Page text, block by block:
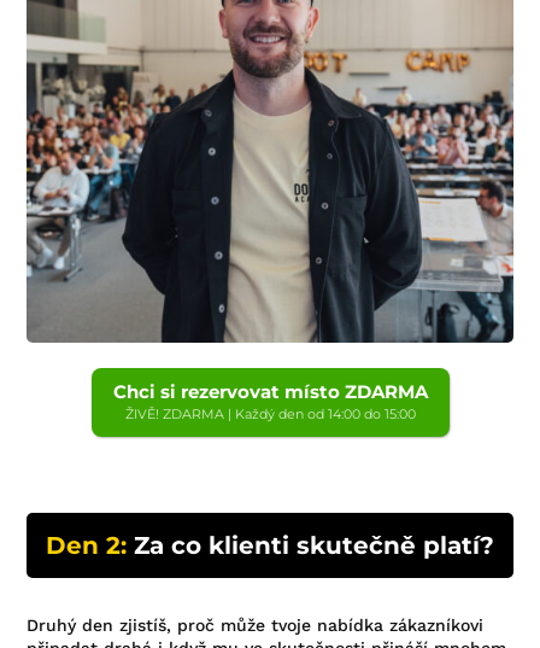
Chci si rezervovat místo ZDARMA
ŽIVĚ! ZDARMA | Každý den od 14:00 do 15:00
Den 2:Za co klienti skutečně platí?
Druhý den zjistíš, proč může tvoje nabídka zákazníkovi